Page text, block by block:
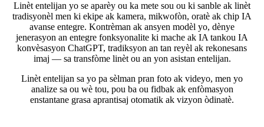
Linèt entelijan yo se aparèy ou ka mete sou ou ki sanble ak linèt
tradisyonèl men ki ekipe ak kamera, mikwofòn, oratè ak chip IA
avanse entegre. Kontrèman ak ansyen modèl yo, dènye
jenerasyon an entegre fonksyonalite ki mache ak IA tankou IA
konvèsasyon ChatGPT, tradiksyon an tan reyèl ak rekonesans
imaj — sa transfòme linèt ou an yon asistan entelijan.
Linèt entelijan sa yo pa sèlman pran foto ak videyo, men yo
analize sa ou wè tou, pou ba ou fidbak ak enfòmasyon
enstantane grasa aprantisaj otomatik ak vizyon òdinatè.